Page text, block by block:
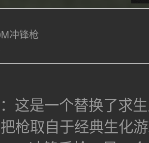
冲锋枪
这是一个替换了求
枪取自于经典生化